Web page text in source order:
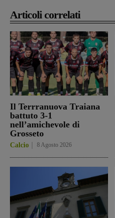
Articoli correlati
Il Terrranuova Traiana
battuto 3-1
nell’amichevole di
Grosseto
Calcio 8 Agosto 2026